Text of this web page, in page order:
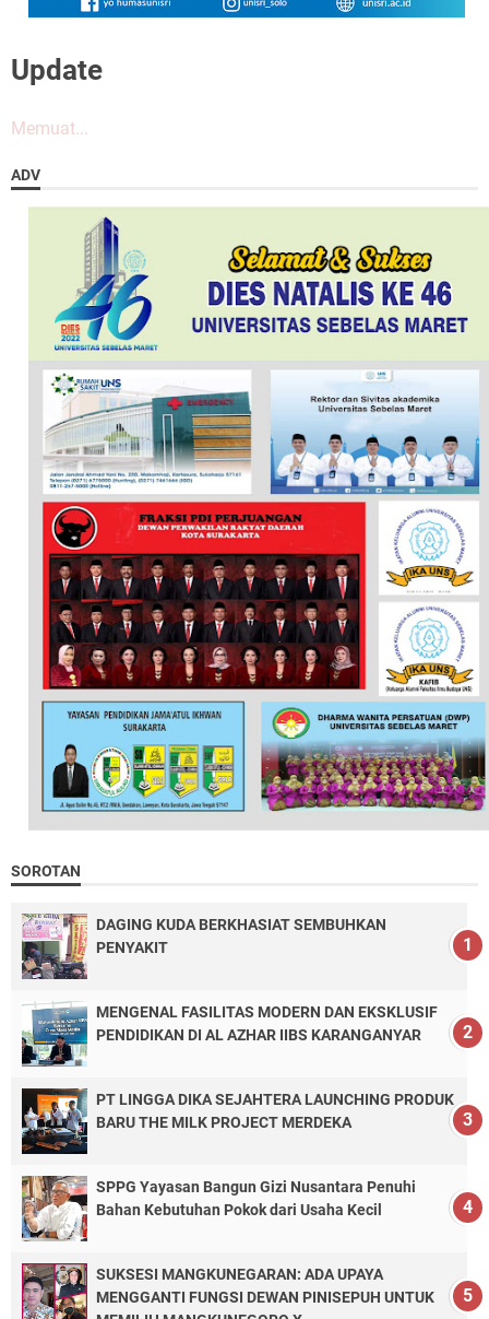
Update
Memuat...
ADV
SOROTAN
DAGING KUDA BERKHASIAT SEMBUHKAN
PENYAKIT
MENGENAL FASILITAS MODERN DAN EKSKLUSIF
PENDIDIKAN DI AL AZHAR IIBS KARANGANYAR
PT LINGGA DIKA SEJAHTERA LAUNCHING PRODUK
BARU THE MILK PROJECT MERDEKA
SPPG Yayasan Bangun Gizi Nusantara Penuhi
Bahan Kebutuhan Pokok dari Usaha Kecil
SUKSESI MANGKUNEGARAN: ADA UPAYA
MENGGANTI FUNGSI DEWAN PINISEPUH UNTUK